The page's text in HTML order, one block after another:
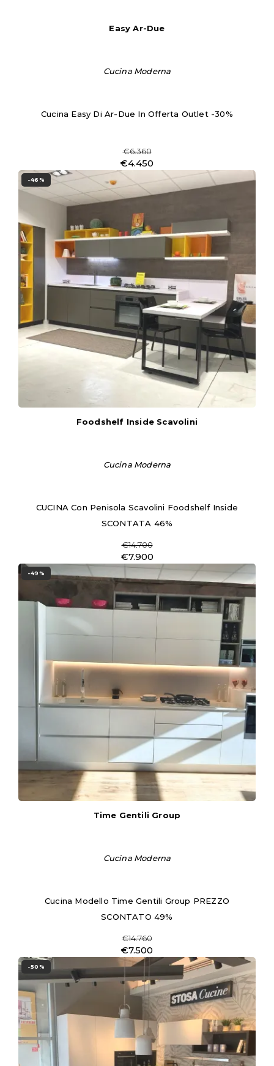
Easy Ar-Due
Cucina Moderna
Cucina Easy Di Ar-Due In Offerta Outlet -30%
€6.360
€4.450
-46%
Foodshelf Inside Scavolini
Cucina Moderna
CUCINA Con Penisola Scavolini Foodshelf Inside
SCONTATA 46%
€14.700
€7.900
-49%
Time Gentili Group
Cucina Moderna
Cucina Modello Time Gentili Group PREZZO
SCONTATO 49%
€14.760
€7.500
-50%